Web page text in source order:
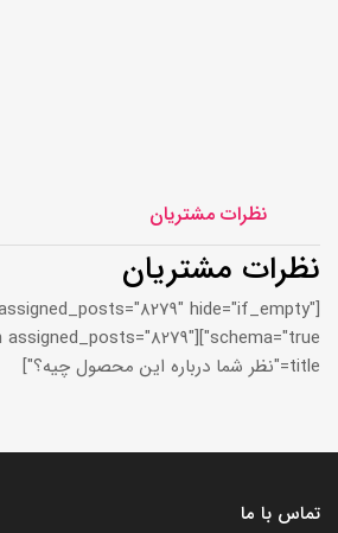
نظرات مشتریان
نظرات مشتریان
hide="if_empty"
assigned_posts="8279"
title="نظر شما درباره این محصول چیه؟"]
تماس با ما